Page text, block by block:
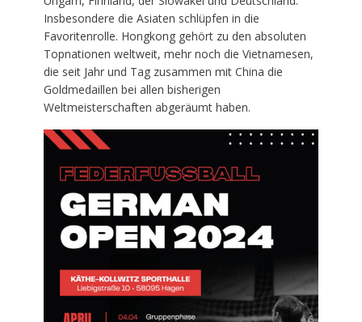
Insbesondere die Asiaten schlüpfen in die
Favoritenrolle. Hongkong gehört zu den absoluten
Topnationen weltweit, mehr noch die Vietnamesen,
die seit Jahr und Tag zusammen mit China die
Goldmedaillen bei allen bisherigen
Weltmeisterschaften abgeräumt haben.